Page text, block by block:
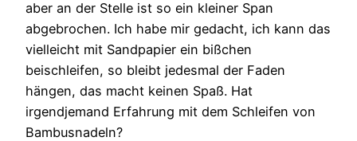
aber an der Stelle ist so ein kleiner Span
abgebrochen. Ich habe mir gedacht, ich kann das
vielleicht mit Sandpapier ein bißchen
beischleifen, so bleibt jedesmal der Faden
hängen, das macht keinen Spaß. Hat
irgendjemand Erfahrung mit dem Schleifen von
Bambusnadeln?